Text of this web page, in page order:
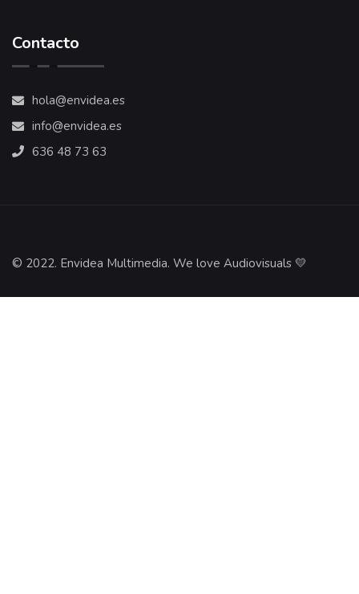
Contacto
hola@envidea.es
info@envidea.es
636 48 73 63
© 2022. Envidea Multimedia. We love Audiovisuals 💛